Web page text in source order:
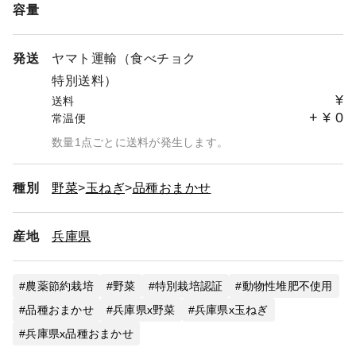
容量
発送
ヤマト運輸（食べチョク
特別送料）
送料 ¥
常温便 + ¥ 0
数量1点ごとに送料が発生します。
種別 野菜 玉ねぎ 品種おまかせ
産地 兵庫県
農薬節約栽培 野菜 特別栽培認証
動物性堆肥不使用
品種おまかせ
兵庫県x野菜
兵庫県x玉ねぎ
兵庫県x品種おまかせ